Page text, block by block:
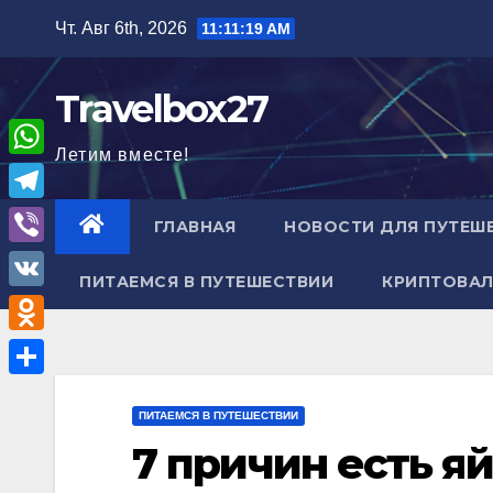
содержимому
Чт. Авг 6th, 2026 11:11:21 AM
Travelbox27
Летим вместе!
ГЛАВНАЯ НОВОСТИ ДЛЯ
ПИТАЕМСЯ В ПУТЕШЕСТВИИ
ПИТАЕМСЯ В ПУТЕШЕСТВИИ
7 причин есть
W
h
a
A
T
e
l
e
g
V
i
b
e
V
K
O